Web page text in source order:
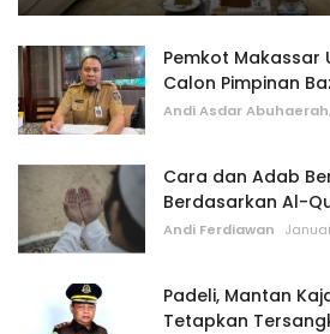
Pemkot Makassar
Calon Pimpinan
Andi Asdar
Cara dan Adab
Berdasarkan Al-
Andi Ferdiawan
Padeli, Mantan
Tetapkan